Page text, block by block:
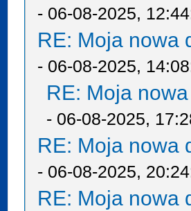
- 06-08-2025,
RE: Moja nowa
- 06-08-2025,
RE: Moja
- 06-08-2025,
RE: Moja nowa
- 06-08-2025,
RE: Moja nowa